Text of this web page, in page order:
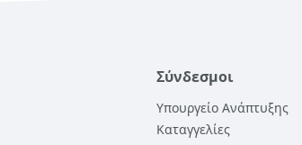
Σύνδεσμοι
Υπουργείο Ανάπτυξης
Καταγγελίες